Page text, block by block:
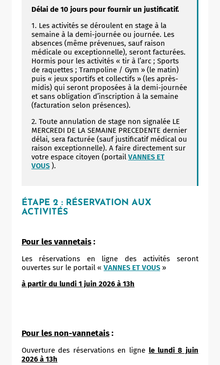
Délai de 10 jours pour fournir un justificatif.
1. Les activités se déroulent en stage à la
semaine à la demi-journée ou journée. Les
absences (même prévenues, sauf raison
médicale ou exceptionnelle), seront facturées.
Hormis pour les activités « tir à l’arc ; Sports
de raquettes ; Trampoline / Gym » (le matin)
puis « jeux sportifs et collectifs » (les après-
midis) qui seront proposées à la demi-journée
et sans obligation d’inscription à la semaine
(facturation selon présences).
2. Toute annulation de stage non signalée LE
MERCREDI DE LA SEMAINE PRECEDENTE dernier
délai, sera facturée (sauf justificatif médical ou
raison exceptionnelle). A faire directement sur
votre espace citoyen (portail VANNES ET
VOUS ).
ÉTAPE 2 : RÉSERVATION AUX
ACTIVITÉS
Pour les vannetais:
Les réservations en ligne des activités seront
ouvertes sur le portail « VANNES ET VOUS »
à partir du lundi 1 juin 2026 à 13h
Pour les non-vannetais:
Ouverture des réservations en ligne le lundi 8 juin
2026 à 13h